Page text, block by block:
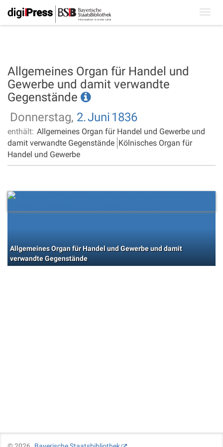
Allgemeines Organ für Handel und
Gewerbe und damit verwandte
Gegenstände
Donnerstag, 2.Juni 1836
enthält: Allgemeines Organ für Handel und Gewerbe und
damit verwandte Gegenstände Kölnisches Organ für
Handel und Gewerbe
Allgemeines Organ für Handel und Gewerbe und damit
verwandte Gegenstände